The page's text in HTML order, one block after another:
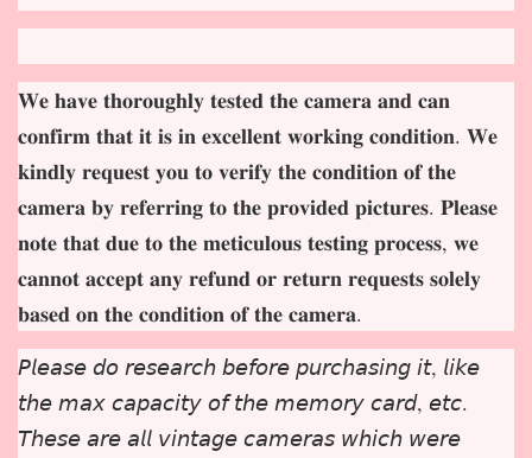
𝐖𝐞 𝐡𝐚𝐯𝐞 𝐭𝐡𝐨𝐫𝐨𝐮𝐠𝐡𝐥𝐲 𝐭𝐞𝐬𝐭𝐞𝐝 𝐭𝐡𝐞 𝐜𝐚𝐦𝐞𝐫𝐚 𝐚𝐧𝐝 𝐜𝐚𝐧
𝐜𝐨𝐧𝐟𝐢𝐫𝐦 𝐭𝐡𝐚𝐭 𝐢𝐭 𝐢𝐬 𝐢𝐧 𝐞𝐱𝐜𝐞𝐥𝐥𝐞𝐧𝐭 𝐰𝐨𝐫𝐤𝐢𝐧𝐠 𝐜𝐨𝐧𝐝𝐢𝐭𝐢𝐨𝐧. 𝐖𝐞
𝐤𝐢𝐧𝐝𝐥𝐲 𝐫𝐞𝐪𝐮𝐞𝐬𝐭 𝐲𝐨𝐮 𝐭𝐨 𝐯𝐞𝐫𝐢𝐟𝐲 𝐭𝐡𝐞 𝐜𝐨𝐧𝐝𝐢𝐭𝐢𝐨𝐧 𝐨𝐟 𝐭𝐡𝐞
𝐜𝐚𝐦𝐞𝐫𝐚 𝐛𝐲 𝐫𝐞𝐟𝐞𝐫𝐫𝐢𝐧𝐠 𝐭𝐨 𝐭𝐡𝐞 𝐩𝐫𝐨𝐯𝐢𝐝𝐞𝐝 𝐩𝐢𝐜𝐭𝐮𝐫𝐞𝐬. 𝐏𝐥𝐞𝐚𝐬𝐞
𝐧𝐨𝐭𝐞 𝐭𝐡𝐚𝐭 𝐝𝐮𝐞 𝐭𝐨 𝐭𝐡𝐞 𝐦𝐞𝐭𝐢𝐜𝐮𝐥𝐨𝐮𝐬 𝐭𝐞𝐬𝐭𝐢𝐧𝐠 𝐩𝐫𝐨𝐜𝐞𝐬𝐬, 𝐰𝐞
𝐜𝐚𝐧𝐧𝐨𝐭 𝐚𝐜𝐜𝐞𝐩𝐭 𝐚𝐧𝐲 𝐫𝐞𝐟𝐮𝐧𝐝 𝐨𝐫 𝐫𝐞𝐭𝐮𝐫𝐧 𝐫𝐞𝐪𝐮𝐞𝐬𝐭𝐬 𝐬𝐨𝐥𝐞𝐥𝐲
𝐛𝐚𝐬𝐞𝐝 𝐨𝐧 𝐭𝐡𝐞 𝐜𝐨𝐧𝐝𝐢𝐭𝐢𝐨𝐧 𝐨𝐟 𝐭𝐡𝐞 𝐜𝐚𝐦𝐞𝐫𝐚.
𝘗𝘭𝘦𝘢𝘴𝘦 𝘥𝘰 𝘳𝘦𝘴𝘦𝘢𝘳𝘤𝘩 𝘣𝘦𝘧𝘰𝘳𝘦 𝘱𝘶𝘳𝘤𝘩𝘢𝘴𝘪𝘯𝘨 𝘪𝘵, 𝘭𝘪𝘬𝘦
𝘵𝘩𝘦 𝘮𝘢𝘹 𝘤𝘢𝘱𝘢𝘤𝘪𝘵𝘺 𝘰𝘧 𝘵𝘩𝘦 𝘮𝘦𝘮𝘰𝘳𝘺 𝘤𝘢𝘳𝘥, 𝘦𝘵𝘤.
𝘛𝘩𝘦𝘴𝘦 𝘢𝘳𝘦 𝘢𝘭𝘭 𝘷𝘪𝘯𝘵𝘢𝘨𝘦 𝘤𝘢𝘮𝘦𝘳𝘢𝘴 𝘸𝘩𝘪𝘤𝘩 𝘸𝘦𝘳𝘦